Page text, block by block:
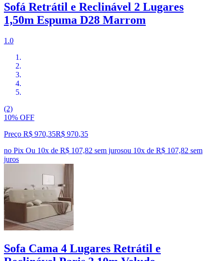
Sofá Retrátil e Reclinável 2 Lugares
1,50m Espuma D28 Marrom
1.0
(2)
10% OFF
Preço R$ 970,35R$ 970,35
no Pix Ou 10x de R$ 107,82 sem jurosou 10x de R$ 107,82 sem
juros
Sofa Cama 4 Lugares Retrátil e